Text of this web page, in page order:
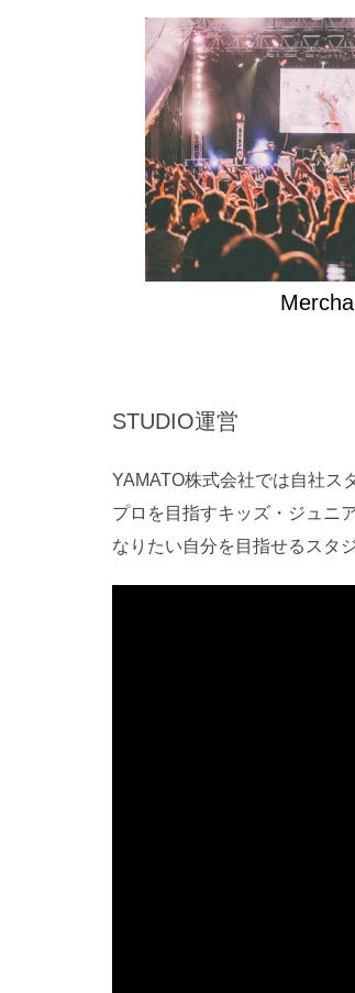
STUDIO運営
YAMATO株式会社では自社ス
プロを目指すキッズ・ジュニ
なりたい自分を目指せるスタ